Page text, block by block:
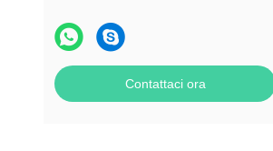
Contattaci ora